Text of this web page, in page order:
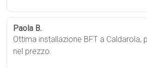
Paola B.
Ottima installazione BFT a Caldarola,
nel prezzo.